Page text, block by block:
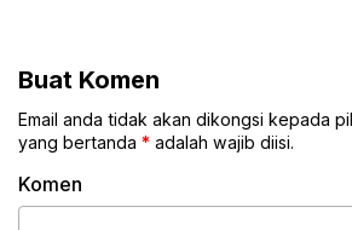
Buat Komen
Email anda tidak akan dikongsi kepada
yang bertanda * adalah wajib diisi.
Komen